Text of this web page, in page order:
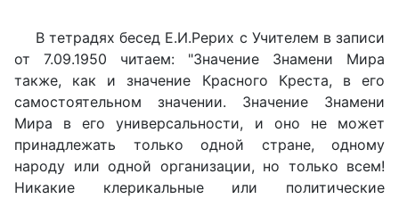
В тетрадях бесед Е.И.Рерих с Учителем в записи
от 7.09.1950 читаем: "Значение Знамени Мира
также, как и значение Красного Креста, в его
самостоятельном значении. Значение Знамени
Мира в его универсальности, и оно не может
принадлежать только одной стране, одному
народу или одной организации, но только всем!
Никакие клерикальные или политические